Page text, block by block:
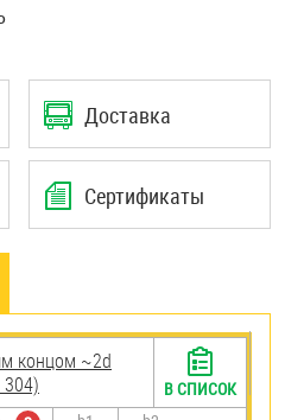
Доставка
Сертификаты
концом ~2d
В СПИСОК